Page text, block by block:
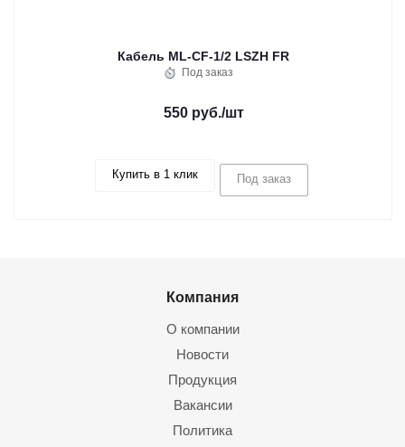
Кабель ML-CF-1/2 LSZH FR
Под заказ
550 руб./шт
Купить в 1 клик Под заказ
Компания
О компании
Новости
Продукция
Вакансии
Политика